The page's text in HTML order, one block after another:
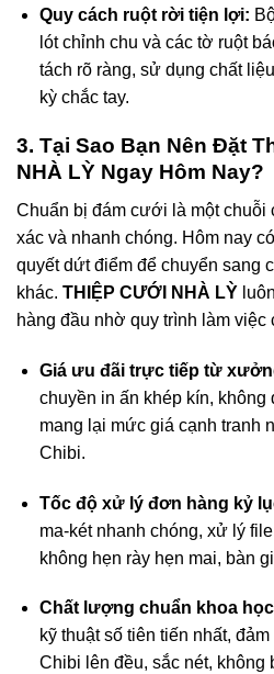
Quy cách ruột rời tiện lợi:
lót chỉnh chu và các tờ ruột
tách rõ ràng, sử dụng chất
kỳ chắc tay.
3. Tại Sao Bạn Nên Đặt
NHÀ LỲ Ngay Hôm Nay?
Chuẩn bị đám cưới là một chuỗi
xác và nhanh chóng. Hôm nay
quyết dứt điểm để chuyển sang
khác. THIỆP CƯỚI NHÀ LỲ
hàng đầu nhờ quy trình làm việc
Giá ưu đãi trực tiếp từ
chuyền in ấn khép kín, không
mang lại mức giá cạnh tranh
Chibi.
Tốc độ xử lý đơn hàng kỷ
ma-két nhanh chóng, xử lý
không hẹn rày hẹn mai, bàn
Chất lượng chuẩn khoa
kỹ thuật số tiên tiến nhất,
Chibi lên đều, sắc nét, không